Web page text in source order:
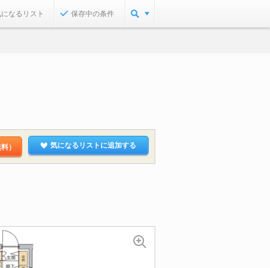
なるリスト 保存中の条件
） 気になるリストに追加する